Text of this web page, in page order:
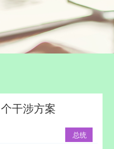
干涉方案
总统